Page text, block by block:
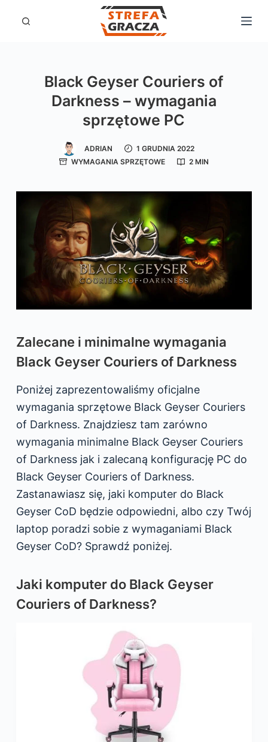
Black Geyser Couriers of
Darkness – wymagania
sprzętowe PC
ADRIAN
1 GRUDNIA 2022
WYMAGANIA SPRZĘTOWE
2 MIN
Zalecane i minimalne wymagania
Black Geyser Couriers of Darkness
Poniżej zaprezentowaliśmy oficjalne
wymagania sprzętowe Black Geyser Couriers
of Darkness. Znajdziesz tam zarówno
wymagania minimalne Black Geyser Couriers
of Darkness jak i zalecaną konfigurację PC do
Black Geyser Couriers of Darkness.
Zastanawiasz się, jaki komputer do Black
Geyser CoD będzie odpowiedni, albo czy Twój
laptop poradzi sobie z wymaganiami Black
Geyser CoD? Sprawdź poniżej.
Jaki komputer do Black Geyser
Couriers of Darkness?